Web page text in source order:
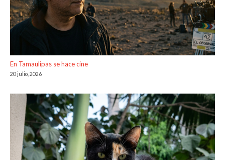
En Tamaulipas se hace cine
20 julio, 2026